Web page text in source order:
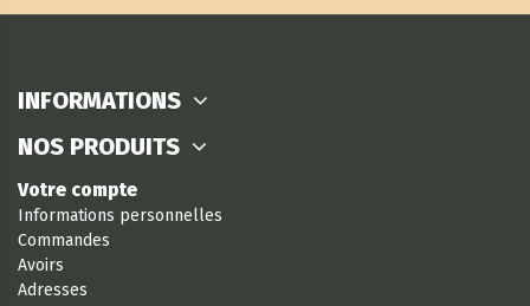
INFORMATIONS
NOS PRODUITS
Votre compte
Informations personnelles
Commandes
Avoirs
Adresses